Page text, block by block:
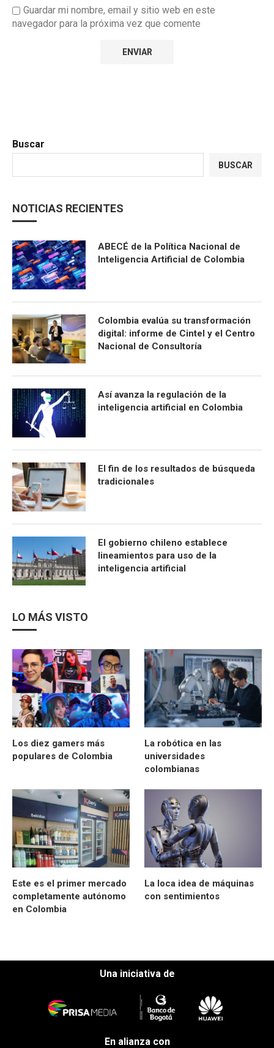
Guardar mi nombre, email y sitio web en este
navegador para la próxima vez que comente
Buscar
BUSCAR
NOTICIAS RECIENTES
ABECÉ de la Política Nacional de
Inteligencia Artificial de Colombia
Colombia evalúa su transformación
digital: informe de Cintel y el Centro
Nacional de Consultoría
Así avanza la regulación de la
inteligencia artificial en Colombia
El fin de los resultados de búsqueda
tradicionales
El gobierno chileno establece
lineamientos para uso de la
inteligencia artificial
LO MÁS VISTO
Los diez gamers más
populares de Colombia
La robótica en las
universidades
colombianas
Este es el primer mercado
completamente autónomo
en Colombia
La loca idea de máquinas
con sentimientos
Una iniciativa de
En alianza con